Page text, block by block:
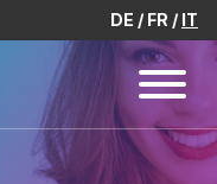
DE FR IT